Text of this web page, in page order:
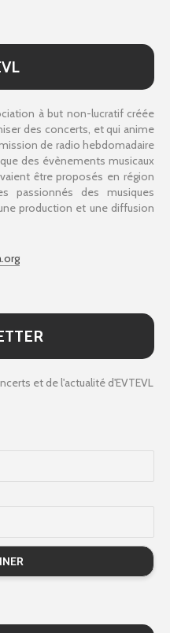
à but non-lucratif créée
des concerts, et qui anime
de radio hebdomadaire
des évènements musicaux
être proposés en région
passionnés des musiques
production et une diffusion
et de l'actualité d'EVTEVL